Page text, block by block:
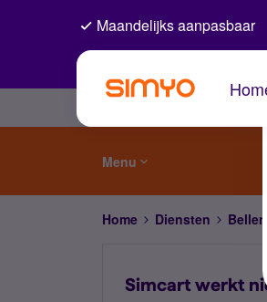
Maandelijks aanpasbaar
Menu
Home Diensten
Simcart werkt